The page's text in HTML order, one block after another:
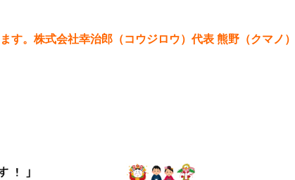
す。株式会社幸治郎（コウジロウ）代表 熊野（クマノ